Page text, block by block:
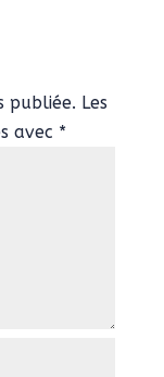
publiée. Les
avec *